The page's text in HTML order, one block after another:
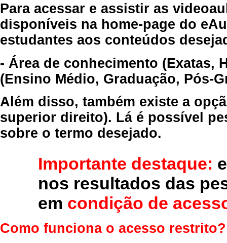
Para acessar e assistir as
disponíveis na home-page do
estudantes aos conteúdos
- Área de conhecimento (Exatas,
(Ensino Médio, Graduação, Pós-
Além disso, também existe a
superior direito). Lá é possível
sobre o termo desejado.
Importante destaque:
nos resultados das
em condição de
Como funciona o acesso restrito?